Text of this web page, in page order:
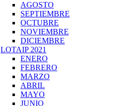
AGOSTO
SEPTIEMBRE
OCTUBRE
NOVIEMBRE
DICIEMBRE
LOTAIP 2021
ENERO
FEBRERO
MARZO
ABRIL
MAYO
JUNIO